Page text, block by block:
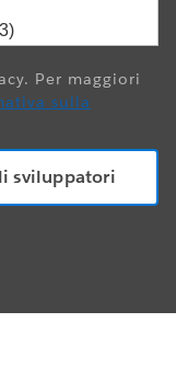
Per maggiori
sulla